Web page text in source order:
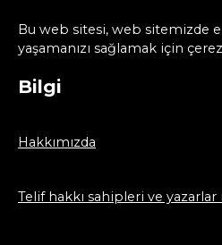
Bu web sitesi, web sitemizde
yaşamanızı sağlamak için
Bilgi
Hakkımızda
Telif hakkı sahipleri ve yazarlar